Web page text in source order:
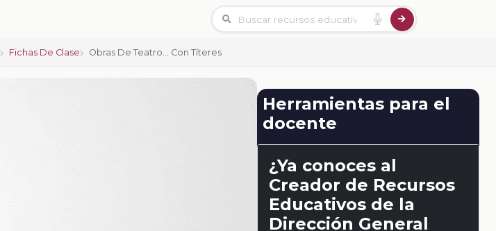
Fichas De Clase Obras De Teatro… Con Títeres
Herramientas para el
docente
¿Ya conoces al
Creador de Recursos
Educativos de la
Dirección General